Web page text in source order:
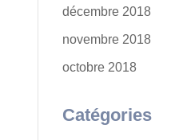
décembre 2018
novembre 2018
octobre 2018
Catégories